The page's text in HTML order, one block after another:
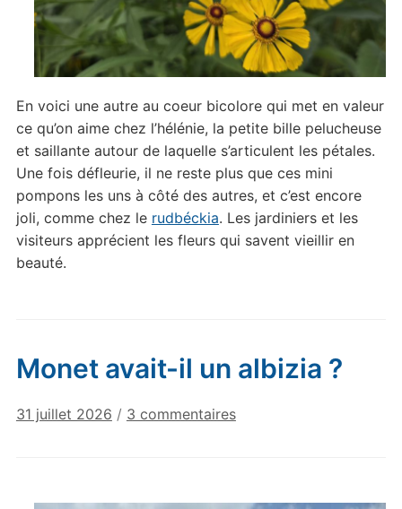
En voici une autre au coeur bicolore qui met en valeur
ce qu’on aime chez l’hélénie, la petite bille pelucheuse
et saillante autour de laquelle s’articulent les pétales.
Une fois défleurie, il ne reste plus que ces mini
pompons les uns à côté des autres, et c’est encore
joli, comme chez le rudbéckia. Les jardiniers et les
visiteurs apprécient les fleurs qui savent vieillir en
beauté.
Monet avait-il un albizia ?
31 juillet 2026 / 3 commentairessur
un